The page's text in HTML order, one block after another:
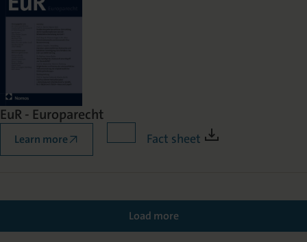
EuR - Europarecht
Learn more Fact sheet
Load more